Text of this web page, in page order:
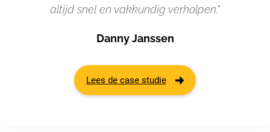
altijd snel en vakkundig verholpen."
Danny Janssen
Lees de case studie